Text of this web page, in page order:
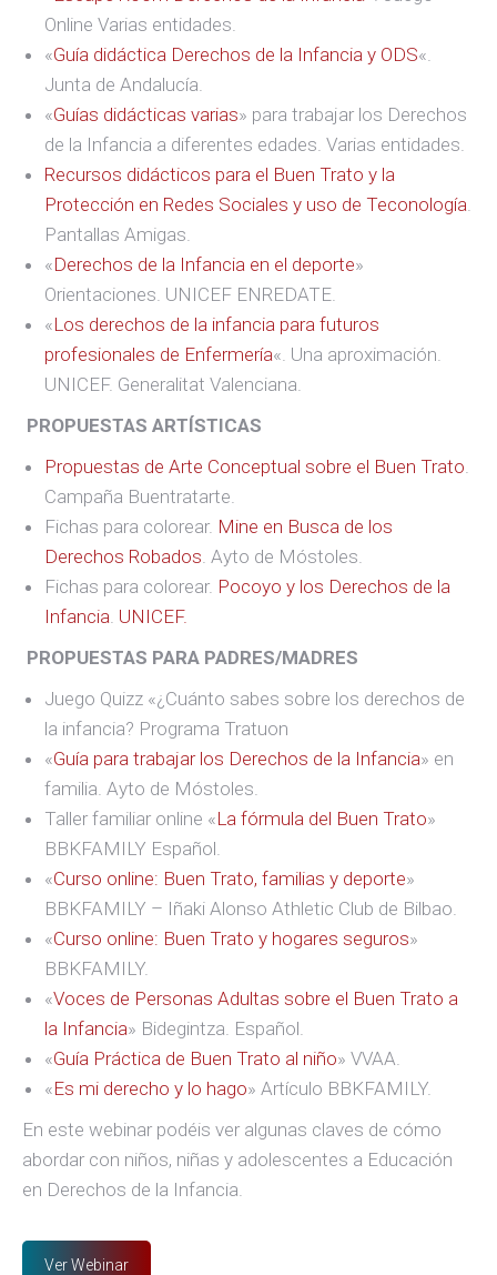
Online Varias entidades.
«Guía didáctica Derechos de la Infancia y ODS«.
Junta de Andalucía.
«Guías didácticas varias» para trabajar los Derechos
de la Infancia a diferentes edades. Varias entidades.
Recursos didácticos para el Buen Trato y la
Protección en Redes Sociales y uso de Teconología.
Pantallas Amigas.
«Derechos de la Infancia en el deporte»
Orientaciones. UNICEF ENREDATE.
«Los derechos de la infancia para futuros
profesionales de Enfermería«. Una aproximación.
UNICEF. Generalitat Valenciana.
PROPUESTAS ARTÍSTICAS
Propuestas de Arte Conceptual sobre el Buen Trato.
Campaña Buentratarte.
Fichas para colorear. Mine en Busca de los
Derechos Robados. Ayto de Móstoles.
Fichas para colorear. Pocoyo y los Derechos de la
Infancia. UNICEF.
PROPUESTAS PARA PADRES/MADRES
Juego Quizz «¿Cuánto sabes sobre los derechos de
la infancia? Programa Tratuon
«Guía para trabajar los Derechos de la Infancia» en
familia. Ayto de Móstoles.
Taller familiar online «La fórmula del Buen Trato»
BBKFAMILY Español.
«Curso online: Buen Trato, familias y deporte»
BBKFAMILY – Iñaki Alonso Athletic Club de Bilbao.
«Curso online: Buen Trato y hogares seguros»
BBKFAMILY.
«Voces de Personas Adultas sobre el Buen Trato a
la Infancia» Bidegintza. Español.
«Guía Práctica de Buen Trato al niño» VVAA.
«Es mi derecho y lo hago» Artículo BBKFAMILY.
En este webinar podéis ver algunas claves de cómo
abordar con niños, niñas y adolescentes a Educación
en Derechos de la Infancia.
Ver Webinar